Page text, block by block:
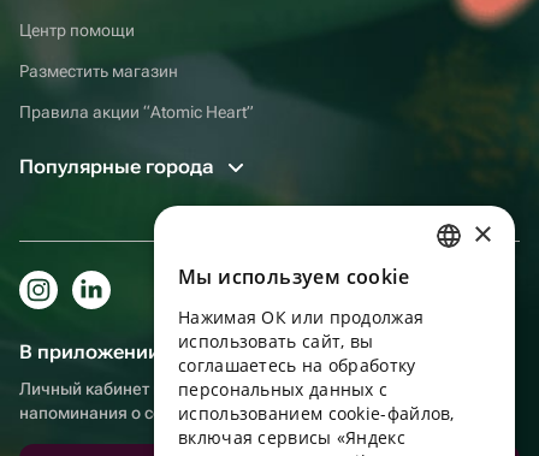
Центр помощи
Разместить магазин
Правила акции “Atomic Heart”
Популярные города
В приложении еще удобнее!
Личный кабинет получателя, больше бонусов за покупки и
напоминания о событиях
ENGLISH
UKRAINIAN
PORTUGUESE
×
Мы используем сookie
Нажимая ОК или продолжая
использовать сайт, вы
соглашаетесь на обработку
персональных данных с
использованием cookie-файлов,
включая сервисы «Яндекс